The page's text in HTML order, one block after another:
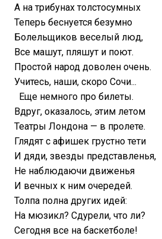
А на трибунах толстосумных
Теперь беснуется безумно
Болельщиков веселый люд,
Все машут, пляшут и поют.
Простой народ доволен очень.
Учитесь, наши, скоро Сочи...
Еще немного про билеты.
Вдруг, оказалось, этим летом
Театры Лондона — в пролете.
Глядят с афишек грустно тети
И дяди, звезды представленья,
Не наблюдаючи движенья
И вечных к ним очередей.
Толпа полна других идей:
На мюзикл? Сдурели, что ли?
Сегодня все на баскетболе!